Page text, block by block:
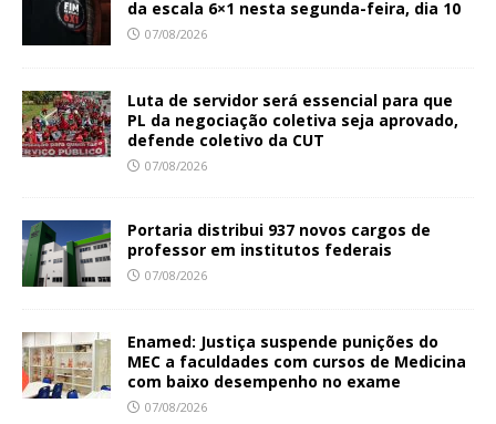
da escala 6×1 nesta segunda-feira, dia 10
07/08/2026
Luta de servidor será essencial para que
PL da negociação coletiva seja aprovado,
defende coletivo da CUT
07/08/2026
Portaria distribui 937 novos cargos de
professor em institutos federais
07/08/2026
Enamed: Justiça suspende punições do
MEC a faculdades com cursos de Medicina
com baixo desempenho no exame
07/08/2026